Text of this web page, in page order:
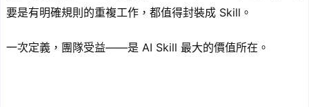
要是有明確規則的重複工作，都值得封裝成 Skill。
一次定義，團隊受益——是 AI Skill 最大的價值所在。